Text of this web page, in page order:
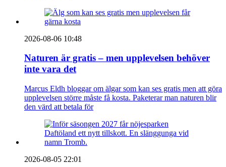
2026-08-06 10:48
Naturen är gratis – men upplevelsen behöver
inte vara det
Marcus Eldh bloggar om älgar som kan ses gratis men att göra
upplevelsen större måste få kosta. Paketerar man naturen blir
den värd att betala för
2026-08-05 22:01